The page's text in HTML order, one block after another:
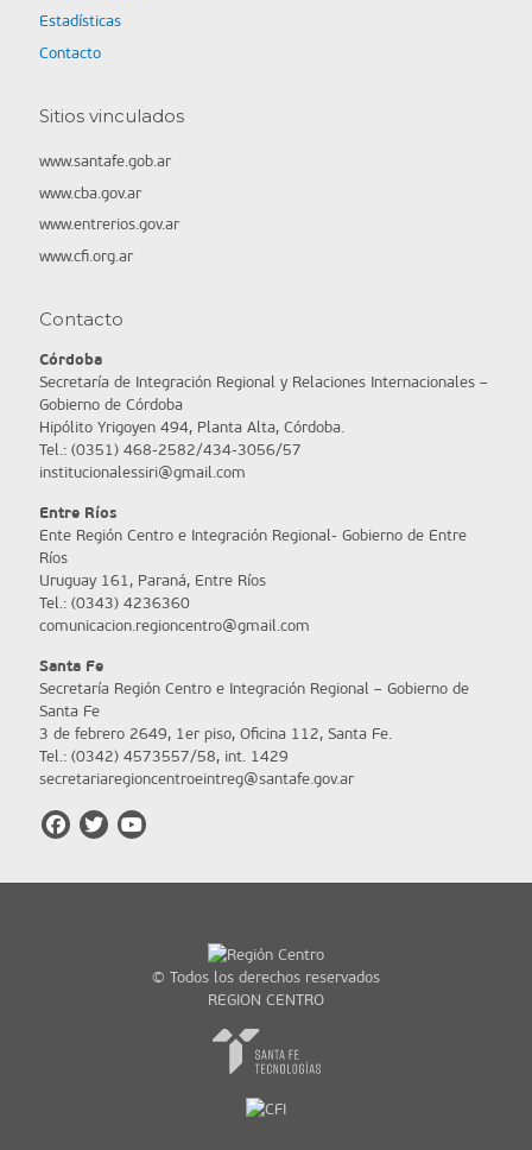
Estadísticas
Contacto
Sitios vinculados
www.santafe.gob.ar
www.cba.gov.ar
www.entrerios.gov.ar
www.cfi.org.ar
Contacto
Córdoba
Secretaría de Integración Regional y Relaciones Internacionales –
Gobierno de Córdoba
Hipólito Yrigoyen 494, Planta Alta, Córdoba.
Tel.: (0351) 468-2582/434-3056/57
institucionalessiri@gmail.com
Entre Ríos
Ente Región Centro e Integración Regional- Gobierno de Entre
Ríos
Uruguay 161, Paraná, Entre Ríos
Tel.: (0343) 4236360
comunicacion.regioncentro@gmail.com
Santa Fe
Secretaría Región Centro e Integración Regional – Gobierno de
Santa Fe
3 de febrero 2649, 1er piso, Oficina 112, Santa Fe.
Tel.: (0342) 4573557/58, int. 1429
secretariaregioncentroeintreg@santafe.gov.ar
© Todos los derechos reservados
REGION CENTRO